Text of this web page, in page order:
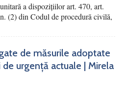
a dispoziţiilor art. 470, art.
(2) din Codul de procedură civilă,
de măsurile adoptate
urgență actuale | Mirela